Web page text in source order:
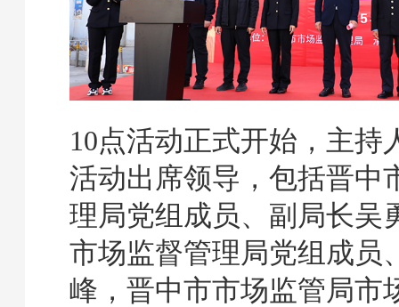
10点活动正式开始，主持
活动出席领导，包括晋中
理局党组成员、副局长吴
市场监督管理局党组成员
峰，晋中市市场监管局市